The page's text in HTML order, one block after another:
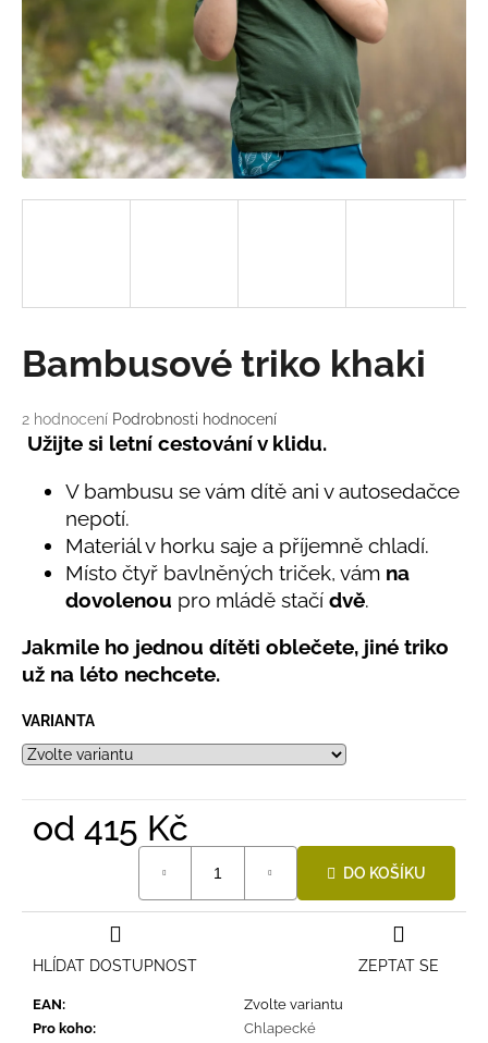
Průměrné
hodnocení
produktu
hvězdiček.
2 hodnocení Podrobnosti hodnocení
Bambusové triko khaki
Užijte si letní cestování v klidu.
V bambusu se vám dítě ani v autosedačce
nepotí.
Materiál v horku saje a příjemně chladí.
Místo čtyř bavlněných triček, vám na
dovolenou pro mládě stačí dvě.
Jakmile ho jednou dítěti oblečete, jiné triko
už na léto nechcete.
VARIANTA
od 415 Kč
DO KOŠÍKU
EAN:
Zvolte variantu
Pro koho:
Chlapecké
ZEPTAT SE
HLÍDAT DOSTUPNOST
a
j
í
t
?
D
o
o
r
LETNÍ
KALHOTY
TYRKYSOVÉ
KORÁLKY
Kč